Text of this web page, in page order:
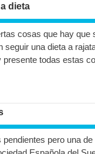
dieta
cosas que hay que
una dieta a
todas estas
pero una